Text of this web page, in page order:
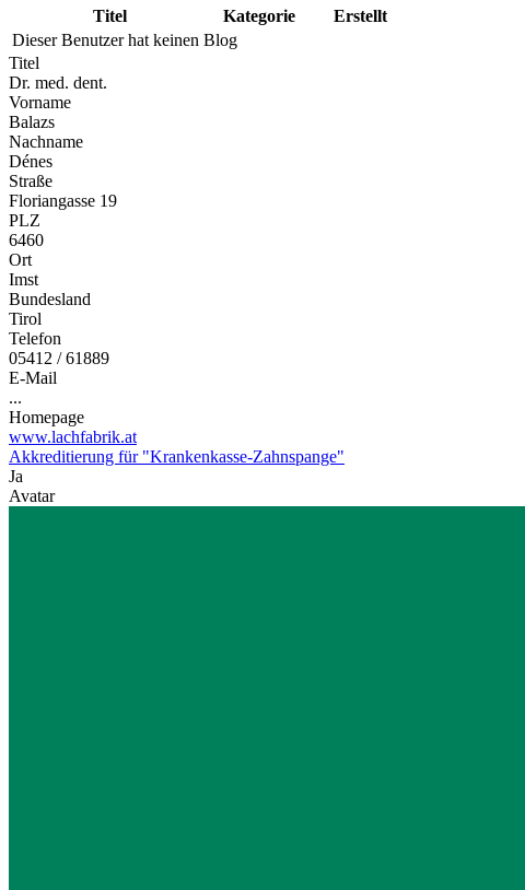
Titel
Kategorie
Erstellt
Dieser Benutzer hat keinen Blog
Titel
Dr. med. dent.
Vorname
Balazs
Nachname
Dénes
Straße
Floriangasse 19
PLZ
6460
Ort
Imst
Bundesland
Tirol
Telefon
05412 / 61889
E-Mail
...
Homepage
www.lachfabrik.at
Akkreditierung für "Krankenkasse-Zahnspange"
Ja
Avatar